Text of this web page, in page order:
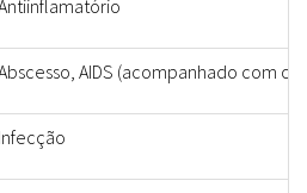
AIDS (acompanhado com
Infecção